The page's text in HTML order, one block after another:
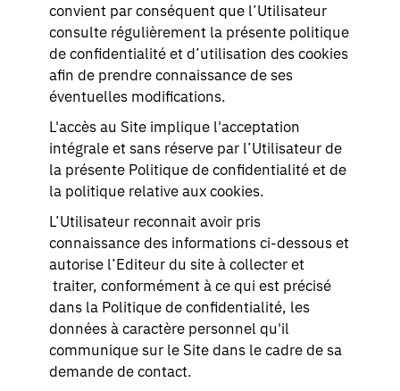
convient par conséquent que l’Utilisateur
consulte régulièrement la présente politique
de confidentialité et d’utilisation des cookies
afin de prendre connaissance de ses
éventuelles modifications.
L'accès au Site implique l'acceptation
intégrale et sans réserve par l’Utilisateur de
la présente Politique de confidentialité et de
la politique relative aux cookies.
L’Utilisateur reconnait avoir pris
connaissance des informations ci-dessous et
autorise l’Editeur du site à collecter et
traiter, conformément à ce qui est précisé
dans la Politique de confidentialité, les
données à caractère personnel qu'il
communique sur le Site dans le cadre de sa
demande de contact.